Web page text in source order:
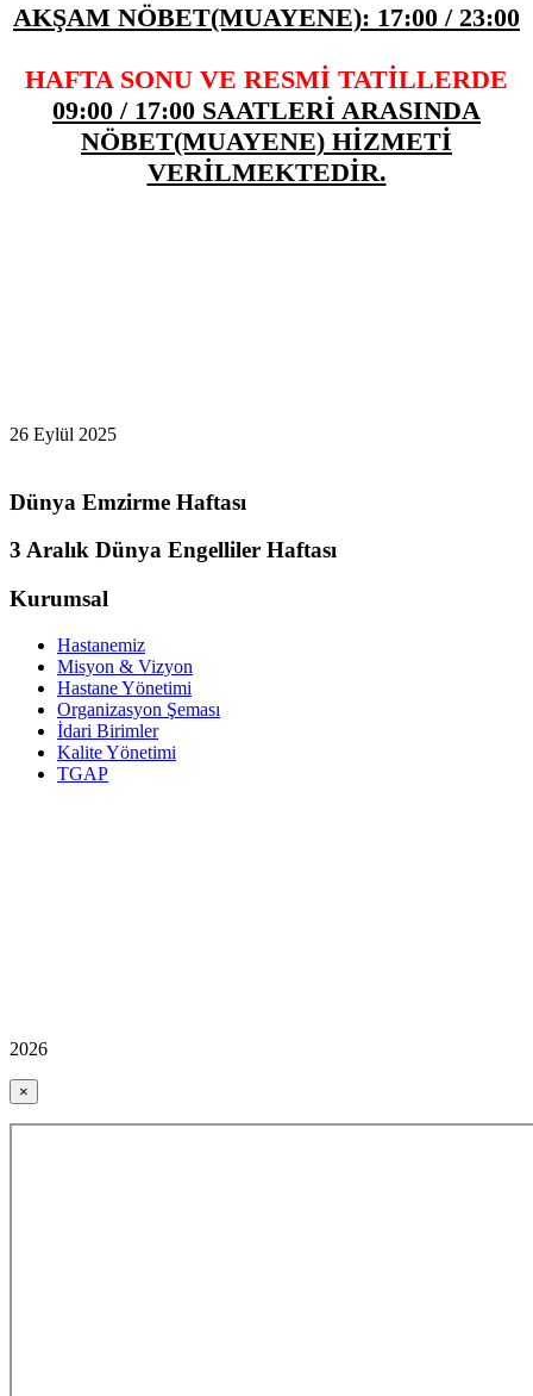
AKŞAM NÖBET(MUAYENE): 17:00 / 23:00
HAFTA SONU VE RESMİ TATİLLERDE
09:00 / 17:00 SAATLERİ ARASINDA
NÖBET(MUAYENE) HİZMETİ
VERİLMEKTEDİR.
26 Eylül 2025
Dünya Emzirme Haftası
3 Aralık Dünya Engelliler Haftası
Kurumsal
Hastanemiz
Misyon & Vizyon
Hastane Yönetimi
Organizasyon Şeması
İdari Birimler
Kalite Yönetimi
TGAP
2026
×